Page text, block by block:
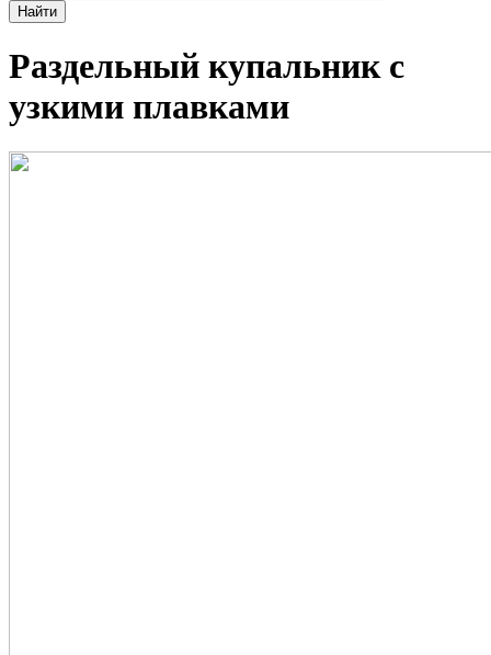
Раздельный купальник с
узкими плавками